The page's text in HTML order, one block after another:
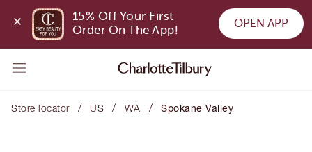
15% Off Your First
Order On The App!
OPEN APP
Store locator / US / WA / Spokane Valley